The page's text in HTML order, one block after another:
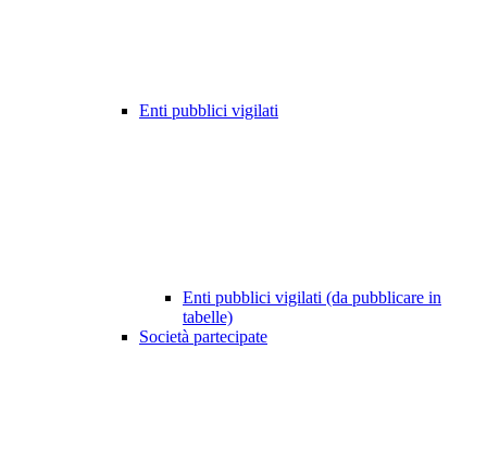
Enti pubblici vigilati
Enti pubblici vigilati (da pubblicare in
tabelle)
Società partecipate